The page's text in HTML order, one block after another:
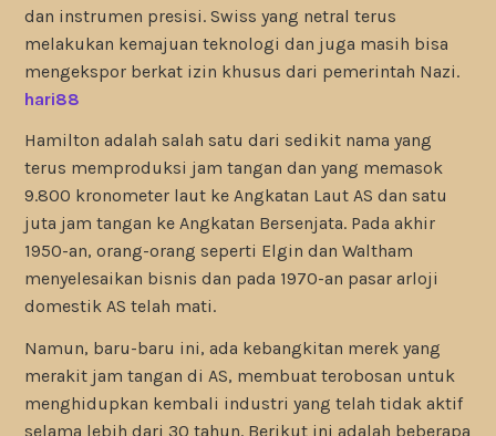
dan instrumen presisi. Swiss yang netral terus
melakukan kemajuan teknologi dan juga masih bisa
mengekspor berkat izin khusus dari pemerintah Nazi.
hari88
Hamilton adalah salah satu dari sedikit nama yang
terus memproduksi jam tangan dan yang memasok
9.800 kronometer laut ke Angkatan Laut AS dan satu
juta jam tangan ke Angkatan Bersenjata. Pada akhir
1950-an, orang-orang seperti Elgin dan Waltham
menyelesaikan bisnis dan pada 1970-an pasar arloji
domestik AS telah mati.
Namun, baru-baru ini, ada kebangkitan merek yang
merakit jam tangan di AS, membuat terobosan untuk
menghidupkan kembali industri yang telah tidak aktif
selama lebih dari 30 tahun. Berikut ini adalah beberapa